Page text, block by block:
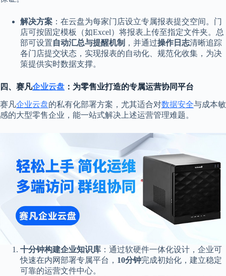
解决方案 ：在云盘为每家门店设立专属报表提交空间。门
店可按固定模板（如Excel）将报表上传至指定文件夹。总
部可设置自动汇总与提醒机制 ，并通过操作日志清晰追踪
各门店提交状态，实现报表的自动化、规范化收集，为决
策提供实时数据支撑。
四、赛凡企业云盘 ：为零售业打造的专属运营协同平台
赛凡企业云盘的私有化部署方案，尤其适合对数据安全与成本敏
感的大型零售企业，能一站式解决上述运营管理难题。
十分钟构建企业知识库 ：通过软硬件一体化设计，企业可
快速在内网部署专属平台， 10分钟完成初始化，建立稳定
可靠的运营文件中心。